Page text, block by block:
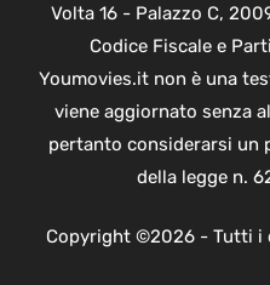
Volta 16 - Palazzo C,
Codice Fiscale e
Youmovies.it non è una
viene aggiornato senza
pertanto considerarsi un
della legge n.
Copyright ©2026 - Tutti